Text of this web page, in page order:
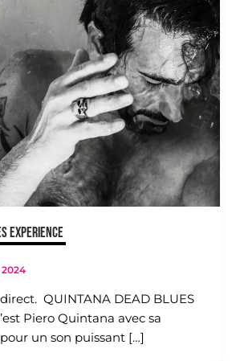
eXperience
QUINTANA DEAD BLUES
Piero Quintana avec sa
un son puissant […]